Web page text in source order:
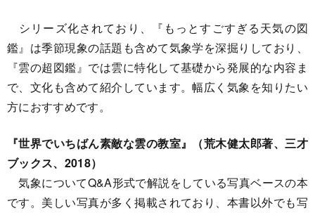
シリーズ化されており、『もっとすごすぎる天気の図
鑑』は季節現象の話題も含めて気象学を深掘りしており、
『雲の超図鑑』では雲に特化して基礎から発展的な内容ま
で、文化も含めて紹介しています。幅広く気象を知りたい
方におすすめです。
『世界でいちばん素敵な雲の教室』（荒木健太郎著、三才
ブックス、2018）
気象についてQ&A形式で解説をしている写真ベースの本
です。美しい写真が多く掲載されており、本書以外でも写